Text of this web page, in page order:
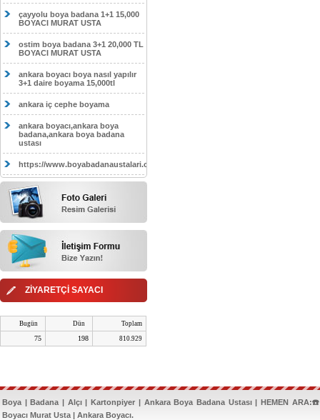
SOKULLU DAİRE BOYAMA 1000TL
EV,İŞYERİ BOYA BADANA USTASI
0554 184 41 66
çayyolu boya badana 1+1 15,000
BOYACI MURAT USTA
ostim boya badana 3+1 20,000 TL
BOYACI MURAT USTA
ankara boyacı boya nasıl yapılır
3+1 daire boyama 15,000tl
ankara iç cephe boyama
ankara boyacı,ankara boya
badana,ankara boya badana
ustası
https://www.boyabadanaustalari.com/
ZİYARETÇİ SAYACI
Bugün Dün Toplam
75 198 810.929
Boya | Badana | Alçı | Kartonpiyer | Ankara Boya Badana Ustası | HEMEN
Boyacı Murat Usta | Ankara Boyacı.